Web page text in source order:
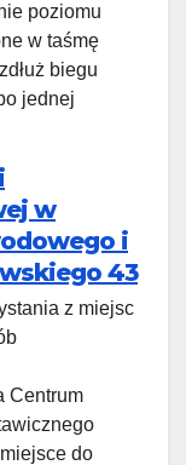
poziomu
w taśmę
biegu
jednej
w
i
43
z miejsc
Centrum
do